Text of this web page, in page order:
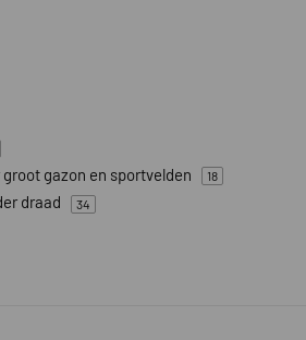
gazon en sportvelden 18
draad 34